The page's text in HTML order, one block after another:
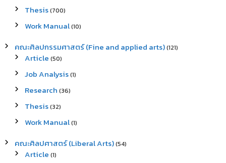
Thesis(700)
Work Manual(10)
คณะศิลปกรรมศาสตร์ (Fine and applied arts)(121)
Article (50)
Job Analysis(1)
Research (36)
Thesis(32)
Work Manual(1)
คณะศิลปศาสตร์ (Liberal Arts)(54)
Article (1)